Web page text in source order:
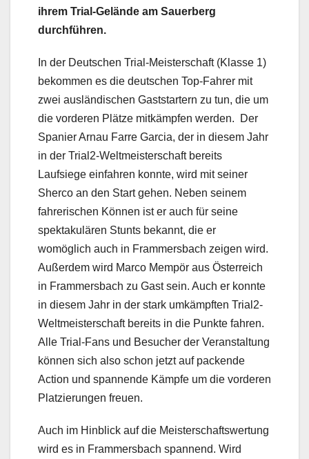
ihrem Trial-Gelände am Sauerberg
durchführen.
In der Deutschen Trial-Meisterschaft (Klasse 1)
bekommen es die deutschen Top-Fahrer mit
zwei ausländischen Gaststartern zu tun, die um
die vorderen Plätze mitkämpfen werden. Der
Spanier Arnau Farre Garcia, der in diesem Jahr
in der Trial2-Weltmeisterschaft bereits
Laufsiege einfahren konnte, wird mit seiner
Sherco an den Start gehen. Neben seinem
fahrerischen Können ist er auch für seine
spektakulären Stunts bekannt, die er
womöglich auch in Frammersbach zeigen wird.
Außerdem wird Marco Mempör aus Österreich
in Frammersbach zu Gast sein. Auch er konnte
in diesem Jahr in der stark umkämpften Trial2-
Weltmeisterschaft bereits in die Punkte fahren.
Alle Trial-Fans und Besucher der Veranstaltung
können sich also schon jetzt auf packende
Action und spannende Kämpfe um die vorderen
Platzierungen freuen.
Auch im Hinblick auf die Meisterschaftswertung
wird es in Frammersbach spannend. Wird